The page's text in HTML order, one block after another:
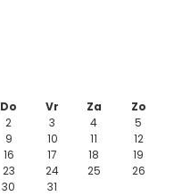
Do Vr Za
Zo
2 3 4
5
9 10 11
12
16 17 18
19
23 24 25
26
30 31